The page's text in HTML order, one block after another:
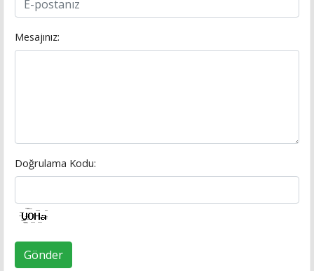
Mesajınız:
Doğrulama Kodu:
Gönder